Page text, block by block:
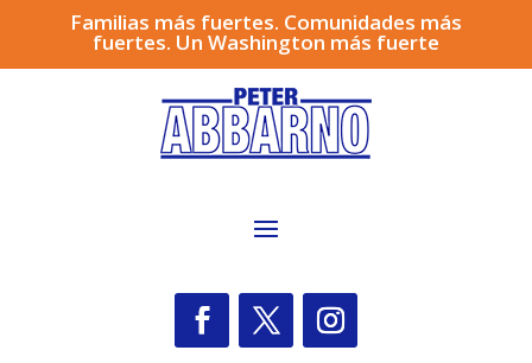
Familias más fuertes. Comunidades más
fuertes. Un Washington más fuerte